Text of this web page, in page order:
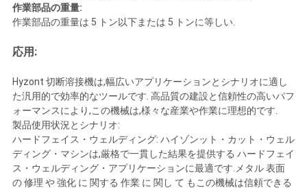
地
図
プ
ラ
イ
作業部品の重量:
作業部品の重量は 5 トン以下または 5 トンに等しい.
応用:
Hyzont 切断溶接機は,幅広いアプリケーションとシナリオに適し
た汎用的で効率的なツールです. 高品質の建設と信頼性の高いパフ
ォーマンスにより,この機械は,様々な産業や作業に理想的です.
製品使用状況とシナリオ:
ハードフェイス・ウェルディング: ハイゾンット・カット・ウェル
ディング・マシンは,厳格で一貫した結果を提供する ハードフェイ
ス・ウェルディング・アプリケーションに最適です.メタル 表面
の 修理 や 強化 に 関する 作業 に 関し て もこの機械は信頼できる